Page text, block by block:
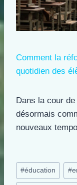
Comment la
quotidien des
Dans la cour
désormais
nouveaux
Étiquettes
de
#éducation #